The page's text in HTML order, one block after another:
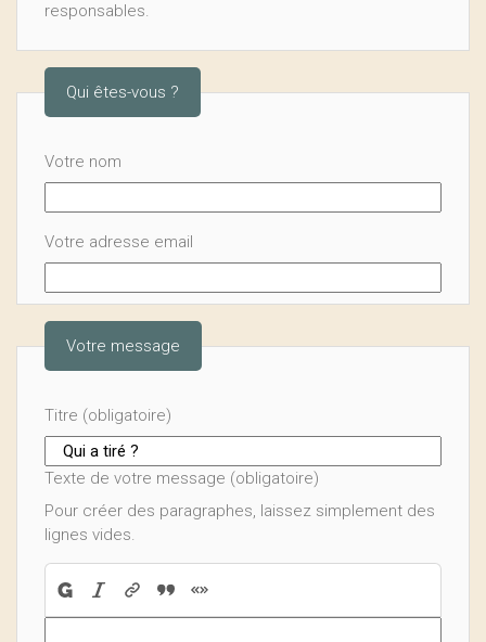
responsables.
Qui êtes-vous ?
Votre nom
Votre adresse email
Votre message
Titre (obligatoire)
Texte de votre message (obligatoire)
Pour créer des paragraphes, laissez simplement des
lignes vides.